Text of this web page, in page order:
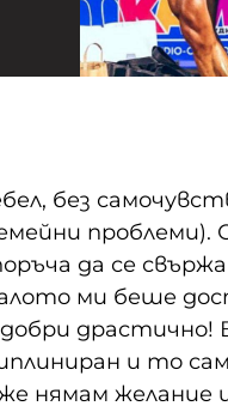
без
проблеми).
да се
ми беше
и то
нямам